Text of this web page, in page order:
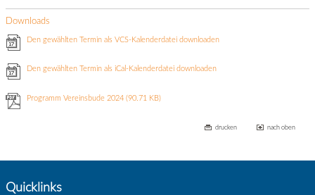
Downloads
Den gewählten Termin als VCS-Kalenderdatei downloaden
Den gewählten Termin als iCal-Kalenderdatei downloaden
Programm Vereinsbude 2024(90.71 KB)
drucken nach oben
Quicklinks